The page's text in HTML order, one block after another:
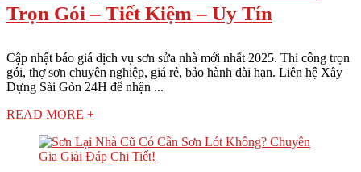
Trọn Gói – Tiết Kiệm – Uy Tín
Cập nhật báo giá dịch vụ sơn sửa nhà mới nhất 2025. Thi công trọn
gói, thợ sơn chuyên nghiệp, giá rẻ, bảo hành dài hạn. Liên hệ Xây
Dựng Sài Gòn 24H để nhận ...
READ MORE +